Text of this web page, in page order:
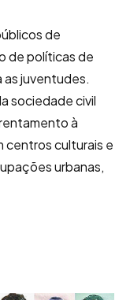
de
de políticas de
juventudes.
sociedade civil
à
centros culturais e
urbanas,